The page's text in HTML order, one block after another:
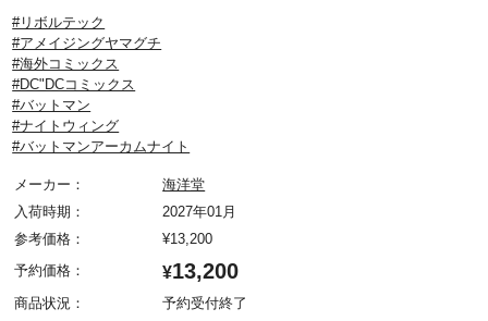
#リボルテック
#アメイジングヤマグチ
#海外コミックス
#DC"DCコミックス
#バットマン
#ナイトウィング
#バットマンアーカムナイト
メーカー：
海洋堂
入荷時期：
2027年01月
参考価格：
¥13,200
予約価格：
¥13,200
商品状況：
予約受付終了